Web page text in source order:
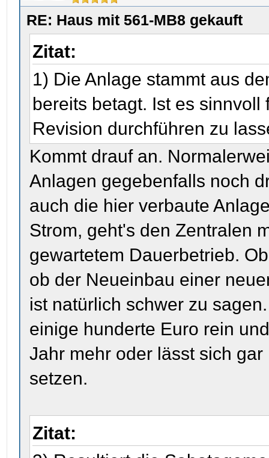
RE: Haus mit 561-MB8 gekauft
Zitat:
1) Die Anlage stammt aus
bereits betagt. Ist es
Revision durchführen zu
Kommt drauf an.
Anlagen gegebenfalls noch
auch die hier verbaute
Strom, geht's den Zentralen
gewartetem Dauerbetrieb.
ob der Neueinbau einer
ist natürlich schwer zu
einige hunderte Euro rein
Jahr mehr oder lässt sich
setzen.
Zitat: